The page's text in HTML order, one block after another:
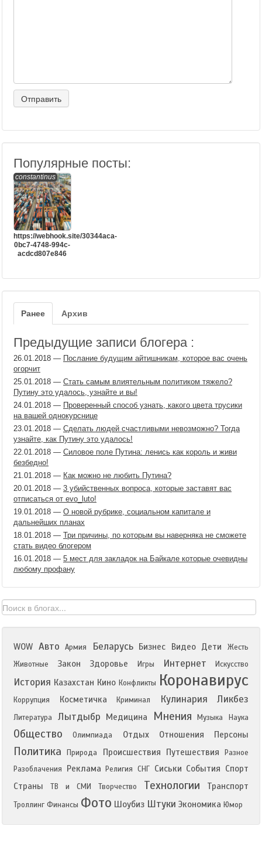
Популярные посты:
constantinus
https://webhook.site/30344aca-
0bc7-4748-994c-
acdcd807e846
Ранее Архив
Предыдущие записи блогера :
26.01.2018 — Послание будущим айтишникам, которое вас очень
огорчит
25.01.2018 — Стать самым влиятельным политиком тяжело?
Путину это удалось, узнайте и вы!
24.01.2018 — Проверенный способ узнать, какого цвета трусики
на вашей однокурснице
23.01.2018 — Сделать людей счастливыми невозможно? Тогда
узнайте, как Путину это удалось!
22.01.2018 — Силовое поле Путина: ленись как король и живи
безбедно!
21.01.2018 — Как можно не любить Путина?
20.01.2018 — 3 убийственных вопроса, которые заставят вас
отписаться от evo_luto!
19.01.2018 — О новой рубрике, социальном капитале и
дальнейших планах
18.01.2018 — Три причины, по которым вы наверняка не сможете
стать видео блогером
16.01.2018 — 5 мест для закладок на Байкале которые очевидны
любому профану
WOW Авто Армия Беларусь Бизнес Видео Дети
Жесть
Животные
Закон Здоровье Игры Интернет Искусство
История Казахстан Кино Конфликты Коронавирус
Коррупция Косметичка Криминал Кулинария Ликбез
Литература Лытдыбр Медицина Мнения Музыка Наука
Общество Олимпиада Отдых Отношения Персоны
Политика Природа Происшествия Путешествия
Разное
Разоблачения
Реклама Религия СНГ Сиськи События Спорт
Страны
ТВ и СМИ Творчество Технологии Транспорт
Троллинг Финансы Фото Шоубиз Штуки Экономика Юмор